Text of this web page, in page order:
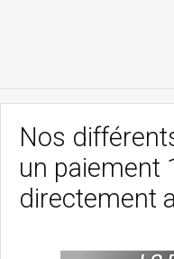
Nos
un paiement
directement